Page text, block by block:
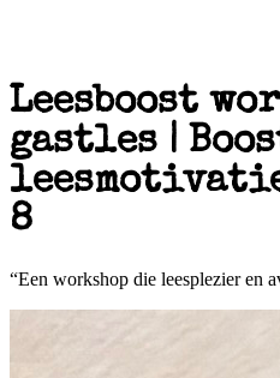
Leesboost
gastles |
8
“Een workshop die leesplezier en